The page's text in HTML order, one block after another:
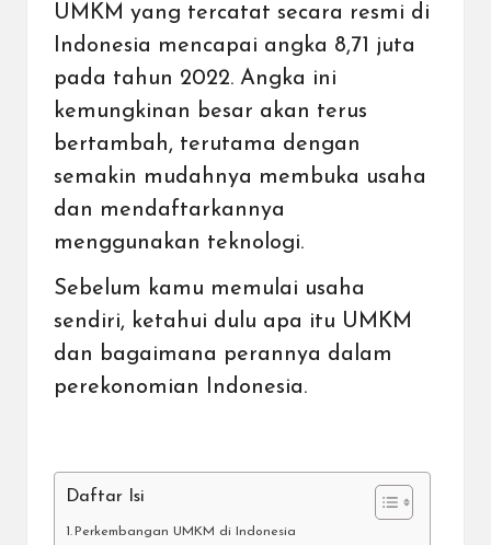
UMKM yang tercatat secara resmi di
Indonesia mencapai angka 8,71 juta
pada tahun 2022. Angka ini
kemungkinan besar akan terus
bertambah, terutama dengan
semakin mudahnya membuka usaha
dan mendaftarkannya
menggunakan teknologi.
Sebelum kamu memulai usaha
sendiri, ketahui dulu apa itu UMKM
dan bagaimana perannya dalam
perekonomian Indonesia.
Daftar Isi
Perkembangan UMKM di Indonesia